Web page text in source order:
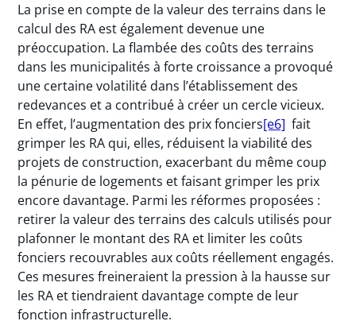
La prise en compte de la valeur des terrains dans le
calcul des RA est également devenue une
préoccupation. La flambée des coûts des terrains
dans les municipalités à forte croissance a provoqué
une certaine volatilité dans l’établissement des
redevances et a contribué à créer un cercle vicieux.
En effet, l’augmentation des prix fonciers[e6] fait
grimper les RA qui, elles, réduisent la viabilité des
projets de construction, exacerbant du même coup
la pénurie de logements et faisant grimper les prix
encore davantage. Parmi les réformes proposées :
retirer la valeur des terrains des calculs utilisés pour
plafonner le montant des RA et limiter les coûts
fonciers recouvrables aux coûts réellement engagés.
Ces mesures freineraient la pression à la hausse sur
les RA et tiendraient davantage compte de leur
fonction infrastructurelle.